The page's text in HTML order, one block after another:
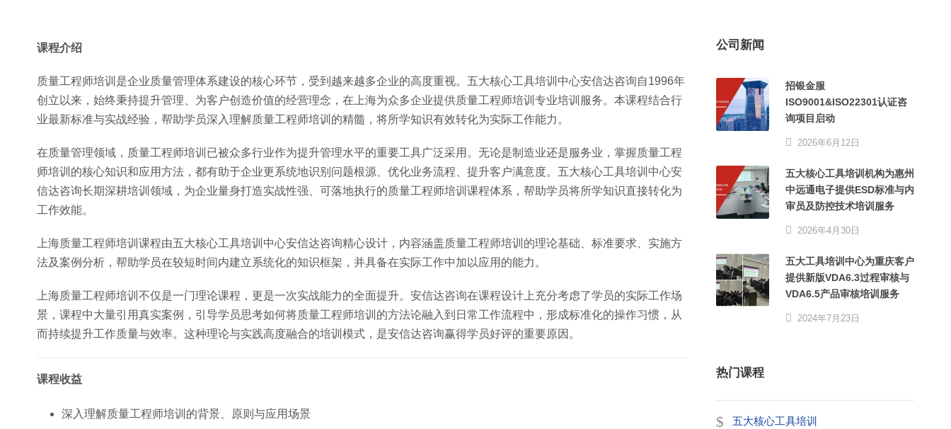
课程介绍
质量工程师培训是企业质量管理体系建设的核心环节，受到越来越多企业的高度重视。五大核心工具培训中心安信达咨询自1996年
创立以来，始终秉持提升管理、为客户创造价值的经营理念，在上海为众多企业提供质量工程师培训专业培训服务。本课程结合行
业最新标准与实战经验，帮助学员深入理解质量工程师培训的精髓，将所学知识有效转化为实际工作能力。
在质量管理领域，质量工程师培训已被众多行业作为提升管理水平的重要工具广泛采用。无论是制造业还是服务业，掌握质量工程
师培训的核心知识和应用方法，都有助于企业更系统地识别问题根源、优化业务流程、提升客户满意度。五大核心工具培训中心安
信达咨询长期深耕培训领域，为企业量身打造实战性强、可落地执行的质量工程师培训课程体系，帮助学员将所学知识直接转化为
工作效能。
上海质量工程师培训课程由五大核心工具培训中心安信达咨询精心设计，内容涵盖质量工程师培训的理论基础、标准要求、实施方
法及案例分析，帮助学员在较短时间内建立系统化的知识框架，并具备在实际工作中加以应用的能力。
上海质量工程师培训不仅是一门理论课程，更是一次实战能力的全面提升。安信达咨询在课程设计上充分考虑了学员的实际工作场
景，课程中大量引用真实案例，引导学员思考如何将质量工程师培训的方法论融入到日常工作流程中，形成标准化的操作习惯，从
而持续提升工作质量与效率。这种理论与实践高度融合的培训模式，是安信达咨询赢得学员好评的重要原因。
课程收益
深入理解质量工程师培训的背景、原则与应用场景
公司新闻
招银金服
ISO9001&ISO22301认证咨
询项目启动
2026年6月12日
五大核心工具培训机构为惠州
中远通电子提供ESD标准与内
审员及防控技术培训服务
2026年4月30日
五大工具培训中心为重庆客户
提供新版VDA6.3过程审核与
VDA6.5产品审核培训服务
2024年7月23日
热门课程
五大核心工具培训